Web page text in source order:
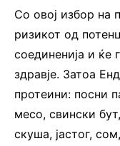
Со овој избор на
ризикот од
соединенија и ќе
здравје. Затоа
протеини: посни
месо, свински
скуша, јастог,